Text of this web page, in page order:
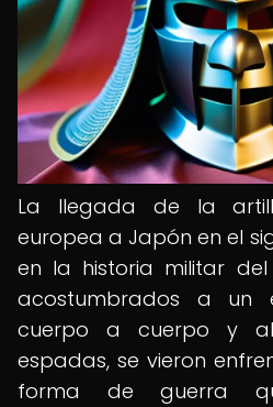
La llegada de la
europea a Japón en el
en la historia militar del
acostumbrados a un
cuerpo a cuerpo y
espadas, se vieron
forma de guerra